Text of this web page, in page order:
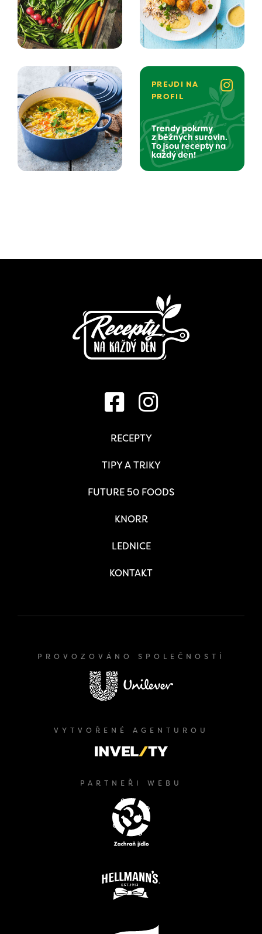
PREJDI NA
PROFIL
Trendy pokrmy
z běžných surovin.
To jsou recepty na
každý den!
RECEPTY
TIPY A TRIKY
FUTURE 50 FOODS
KNORR
LEDNICE
KONTAKT
PROVOZOVÁNO SPOLEČNOSTÍ
VYTVOŘENÉ AGENTUROU
PARTNEŘI WEBU